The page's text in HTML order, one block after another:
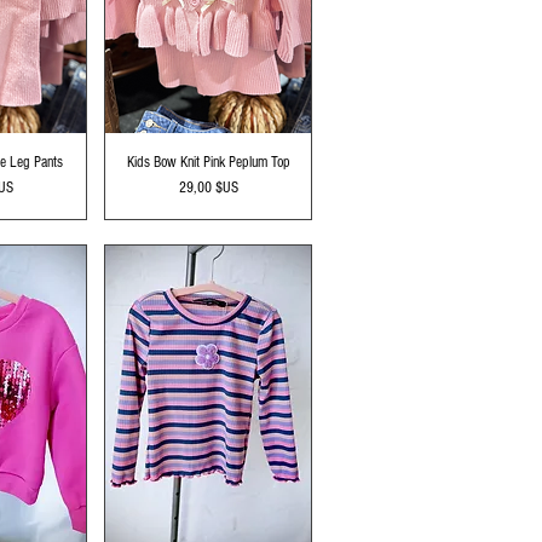
Leg Pants
Aperçu rapide
Kids Bow Knit Pink Peplum Top
Prix
29,00 $US